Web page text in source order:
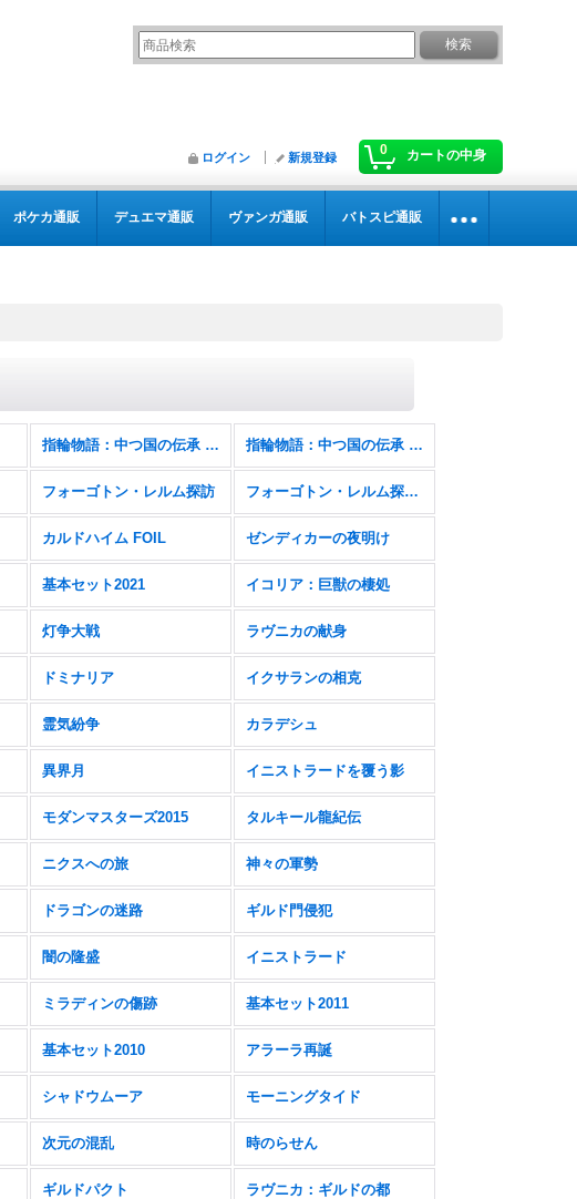
0 カートの中身
ログイン 新規登録
ポケカ通販 デュエマ通販 ヴァンガ通販 バトスピ通販
指輪物語：中つ国の伝承 ホリデーリリース 指輪物語：中つ国の伝承 ホリデーリリース FOIL
フォーゴトン・レルム探訪 フォーゴトン・レルム探訪 FOIL
カルドハイム FOIL ゼンディカーの夜明け
基本セット2021 イコリア：巨獣の棲処
灯争大戦 ラヴニカの献身
ドミナリア イクサランの相克
霊気紛争 カラデシュ
異界月 イニストラードを覆う影
モダンマスターズ2015 タルキール龍紀伝
ニクスへの旅 神々の軍勢
ドラゴンの迷路 ギルド門侵犯
闇の隆盛 イニストラード
ミラディンの傷跡 基本セット2011
基本セット2010 アラーラ再誕
シャドウムーア モーニングタイド
次元の混乱 時のらせん
ギルドパクト ラヴニカ：ギルドの都